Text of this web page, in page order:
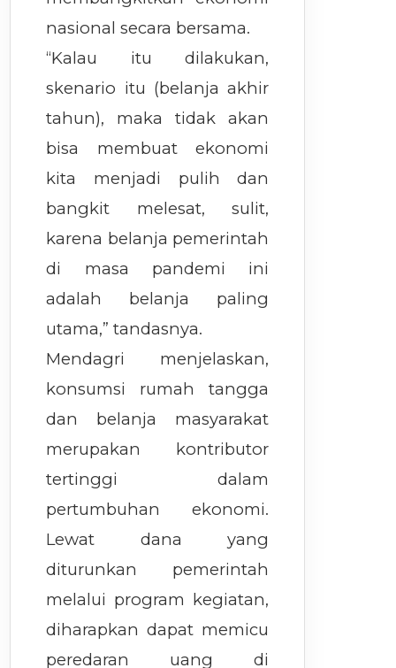
nasional secara bersama.
“Kalau itu dilakukan,
skenario itu (belanja akhir
tahun), maka tidak akan
bisa membuat ekonomi
kita menjadi pulih dan
bangkit melesat, sulit,
karena belanja pemerintah
di masa pandemi ini
adalah belanja paling
utama,” tandasnya.
Mendagri menjelaskan,
konsumsi rumah tangga
dan belanja masyarakat
merupakan kontributor
tertinggi dalam
pertumbuhan ekonomi.
Lewat dana yang
diturunkan pemerintah
melalui program kegiatan,
diharapkan dapat memicu
peredaran uang di